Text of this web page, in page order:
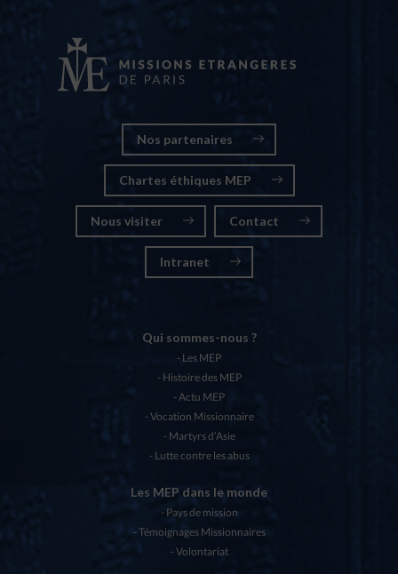
Nos partenaires
Chartes éthiques MEP
Nous visiter Contact
Intranet
Qui sommes-nous ?
Les MEP
Histoire des MEP
Actu MEP
Vocation Missionnaire
Martyrs d’Asie
Lutte contre les abus
Les MEP dans le monde
Pays de mission
Témoignages Missionnaires
Volontariat